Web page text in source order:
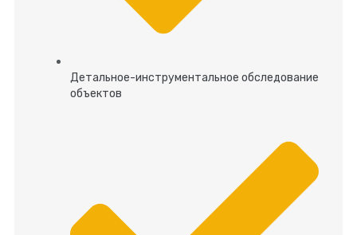
Детальное-инструментальное обследование
объектов